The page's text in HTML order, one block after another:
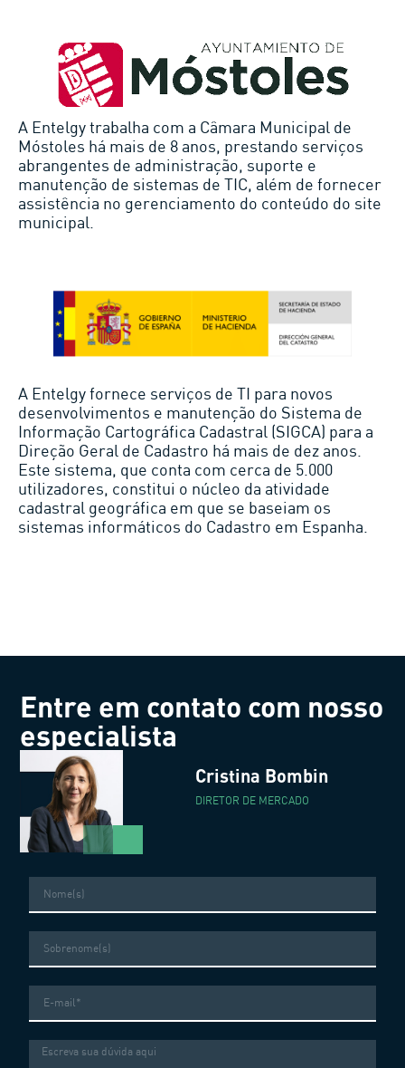
A Entelgy trabalha com a Câmara Municipal de
Móstoles há mais de 8 anos, prestando serviços
abrangentes de administração, suporte e
manutenção de sistemas de TIC, além de fornecer
assistência no gerenciamento do conteúdo do site
municipal.
A Entelgy fornece serviços de TI para novos
desenvolvimentos e manutenção do Sistema de
Informação Cartográfica Cadastral (SIGCA) para a
Direção Geral de Cadastro há mais de dez anos.
Este sistema, que conta com cerca de 5.000
utilizadores, constitui o núcleo da atividade
cadastral geográfica em que se baseiam os
sistemas informáticos do Cadastro em Espanha.
Entre em contato com nosso
especialista
Cristina Bombin
DIRETOR DE MERCADO
mail
Mensagem